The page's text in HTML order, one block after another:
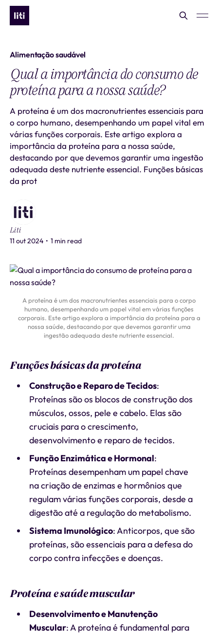
Alimentação saudável
Qual a importância do consumo de
proteína para a nossa saúde?
A proteína é um dos macronutrientes essenciais para
o corpo humano, desempenhando um papel vital em
várias funções corporais. Este artigo explora a
importância da proteína para a nossa saúde,
destacando por que devemos garantir uma ingestão
adequada deste nutriente essencial. Funções básicas
da prot
Liti
11 out 2024 • 1 min read
A proteína é um dos macronutrientes essenciais para o corpo
humano, desempenhando um papel vital em várias funções
corporais. Este artigo explora a importância da proteína para a
nossa saúde, destacando por que devemos garantir uma
ingestão adequada deste nutriente essencial.
Funções básicas da proteína
Construção e Reparo de Tecidos:
Proteínas são os blocos de construção dos
músculos, ossos, pele e cabelo. Elas são
cruciais para o crescimento,
desenvolvimento e reparo de tecidos.
Função Enzimática e Hormonal:
Proteínas desempenham um papel chave
na criação de enzimas e hormônios que
regulam várias funções corporais, desde a
digestão até a regulação do metabolismo.
Sistema Imunológico: Anticorpos, que são
proteínas, são essenciais para a defesa do
corpo contra infecções e doenças.
Proteína e saúde muscular
Desenvolvimento e Manutenção
Muscular: A proteína é fundamental para